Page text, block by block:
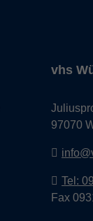
vhs
97070
Tel:
Fax